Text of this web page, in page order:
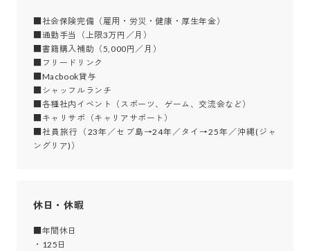
■社会保険完備（雇用・労災・健康・厚生年金）
■通勤手当（上限3万円／月）
■書籍購入補助（5,000円／月）
■フリードリンク
■Macbook貸与
■シャッフルランチ
■各種社内イベント（スポーツ、ゲーム、交流会など）
■キャリサポ（キャリアサポート）
■社員旅行（23年／セブ島→24年／タイ→25年／沖縄(ジャ
ングリア)）
休日・休暇
■年間休日
・125日